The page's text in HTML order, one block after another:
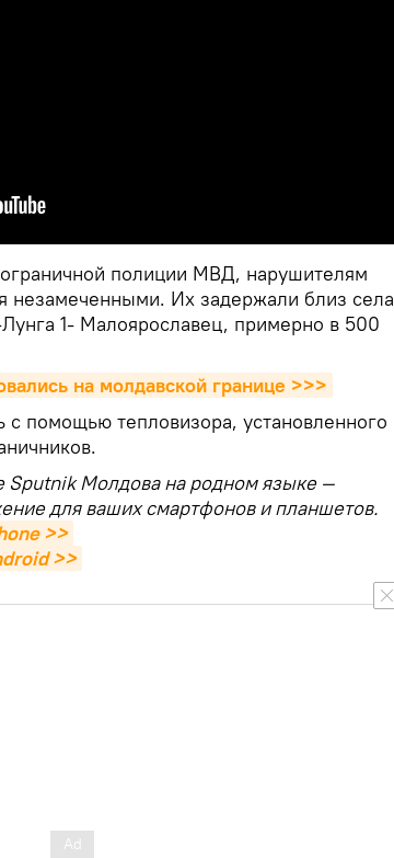
полиции МВД, нарушителям
незамеченными. Их задержали близ села
1- Малоярославец, примерно в 500
на молдавской границе >>>
помощью тепловизора, установленного
Sputnik Молдова на родном языке —
для ваших смартфонов и планшетов.
>>
>>